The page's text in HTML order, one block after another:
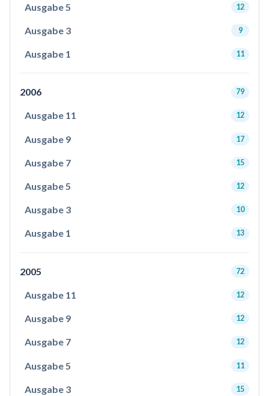
Ausgabe 5 12
Ausgabe 3 9
Ausgabe 1 11
2006 79
Ausgabe 11 12
Ausgabe 9 17
Ausgabe 7 15
Ausgabe 5 12
Ausgabe 3 10
Ausgabe 1 13
2005 72
Ausgabe 11 12
Ausgabe 9 12
Ausgabe 7 12
Ausgabe 5 11
Ausgabe 3 15